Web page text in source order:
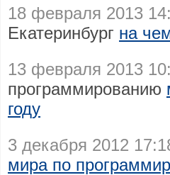
18 февраля 2013
Екатеринбург на
13 февраля 2013
программированию
году
3 декабря 2012
мира по